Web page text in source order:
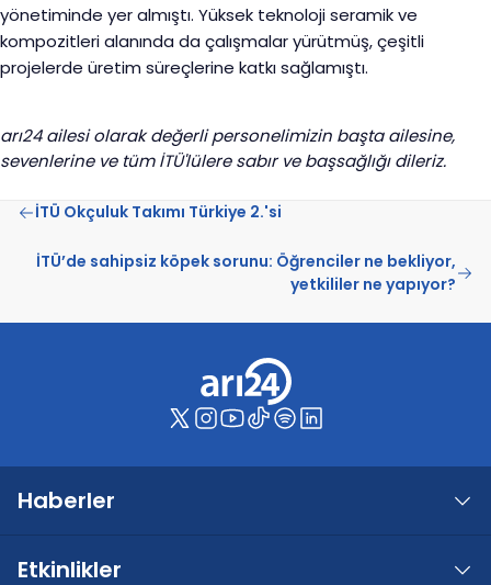
yönetiminde yer almıştı. Yüksek teknoloji seramik ve
kompozitleri alanında da çalışmalar yürütmüş, çeşitli
projelerde üretim süreçlerine katkı sağlamıştı.
arı24 ailesi olarak değerli personelimizin başta ailesine,
sevenlerine ve tüm İTÜ'lülere sabır ve başsağlığı dileriz.
İTÜ Okçuluk Takımı Türkiye 2.'si
İTÜ’de sahipsiz köpek sorunu: Öğrenciler ne bekliyor,
yetkililer ne yapıyor?
Haberler
Etkinlikler